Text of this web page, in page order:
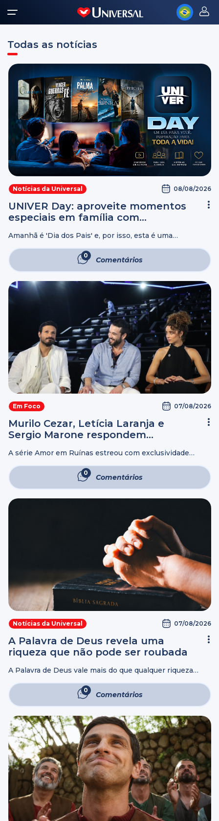
Todas as notícias
Notícias da Universal 08/08/2026
UNIVER Day: aproveite momentos
especiais em família com
Amanhã é 'Dia dos Pais' e, por isso, esta é uma
lado da família. Pensando nisso, o movimento UNIVER
Day desta semana apresenta lançamentos ...
0 Comentários
Em Foco 07/08/2026
Murilo Cezar, Letícia Laranja e
Sergio Marone respondem
A série Amor em Ruínas estreou com exclusividade
público imenso com os primeiros dos 35 episódios que
foram disponibilizados aos assinantes ...
0 Comentários
Notícias da Universal 07/08/2026
A Palavra de Deus revela uma
riqueza que não pode ser roubada
A Palavra de Deus vale mais do que qualquer riqueza
apresentados pelo Bispo Edir Macedo na mensagem de
hoje. Segundo ele, ouro, prata, ...
0 Comentários